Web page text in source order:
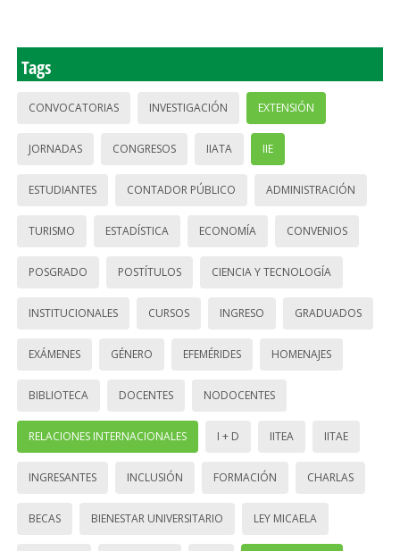
Tags
CONVOCATORIAS INVESTIGACIÓN EXTENSIÓN
JORNADAS CONGRESOS IIATA IIE
ESTUDIANTES CONTADOR PÚBLICO ADMINISTRACIÓN
TURISMO ESTADÍSTICA ECONOMÍA CONVENIOS
POSGRADO POSTÍTULOS CIENCIA Y TECNOLOGÍA
INSTITUCIONALES CURSOS INGRESO GRADUADOS
EXÁMENES GÉNERO EFEMÉRIDES HOMENAJES
BIBLIOTECA DOCENTES NODOCENTES
RELACIONES INTERNACIONALES I + D IITEA IITAE
INGRESANTES INCLUSIÓN FORMACIÓN CHARLAS
BECAS BIENESTAR UNIVERSITARIO LEY MICAELA